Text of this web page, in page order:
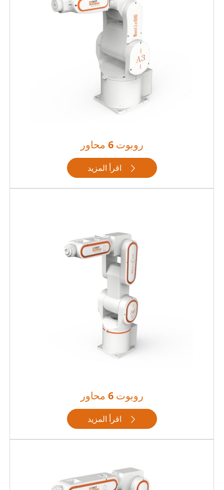
روبوت 6 محاور
اقرأ المزيد 
روبوت 6 محاور
اقرأ المزيد 